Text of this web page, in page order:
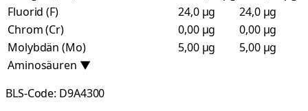
Fluorid (F)
24,0 µg
24,0 µg
Chrom (Cr)
0,00 µg
0,00 µg
Molybdän (Mo)
5,00 µg
5,00 µg
Aminosäuren ▼
BLS-Code: D9A4300